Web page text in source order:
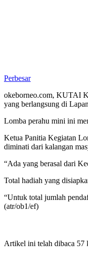
Perbesar
okeborneo.com, KUTAI
yang berlangsung di
Lomba perahu mini ini
Ketua Panitia Kegiatan
diminati dari kalangan
“Ada yang berasal dari
Total hadiah yang
“Untuk total jumlah
(atr/ob1/ef)
Artikel ini telah dibaca 57